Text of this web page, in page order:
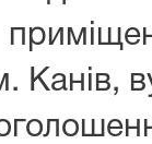
Канів,